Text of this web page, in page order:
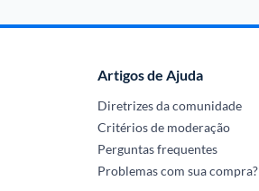
Artigos de Ajuda
Diretrizes da comunidade
Critérios de moderação
Perguntas frequentes
Problemas com sua compra?